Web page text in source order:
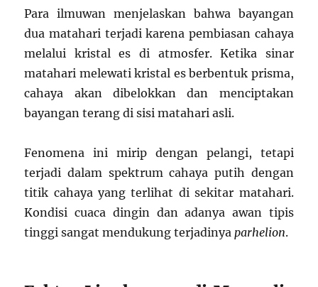
Para ilmuwan menjelaskan bahwa bayangan
dua matahari terjadi karena pembiasan cahaya
melalui kristal es di atmosfer. Ketika sinar
matahari melewati kristal es berbentuk prisma,
cahaya akan dibelokkan dan menciptakan
bayangan terang di sisi matahari asli.
Fenomena ini mirip dengan pelangi, tetapi
terjadi dalam spektrum cahaya putih dengan
titik cahaya yang terlihat di sekitar matahari.
Kondisi cuaca dingin dan adanya awan tipis
tinggi sangat mendukung terjadinyaparhelion.